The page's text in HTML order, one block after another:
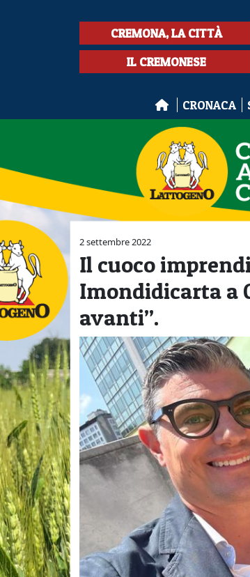
CREMONA, LA CITTÀ
IL CREMONESE
CRONACA
2 settembre 2022
Il cuoco
Imondidicarta a
avanti”.